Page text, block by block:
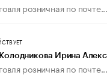
розничная по почте...
Ирина
розничная по почте...